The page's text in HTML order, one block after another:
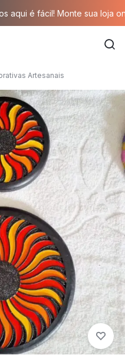
aqui é fácil! Monte sua loja
Artesanais